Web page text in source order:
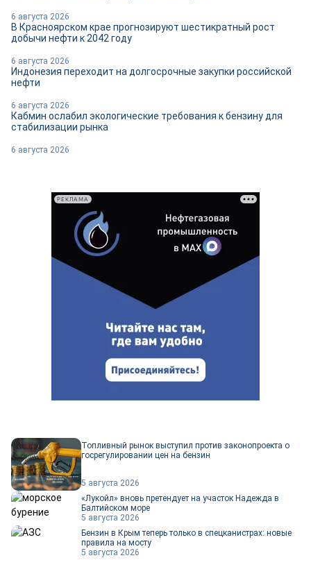
6 августа 2026
В Красноярском крае прогнозируют шестикратный рост
добычи нефти к 2042 году
6 августа 2026
Индонезия переходит на долгосрочные закупки российской
нефти
6 августа 2026
Кабмин ослабил экологические требования к бензину для
стабилизации рынка
6 августа 2026
Топливный рынок выступил против законопроекта о
госрегулировании цен на бензин
5 августа 2026
«Лукойл» вновь претендует на участок Надежда в
Балтийском море
5 августа 2026
Бензин в Крым теперь только в спецканистрах: новые
правила на мосту
5 августа 2026
РЕКЛАМА